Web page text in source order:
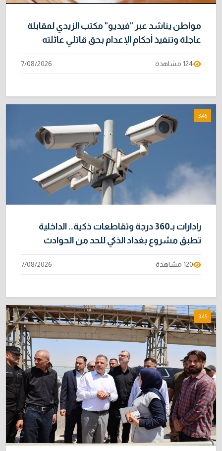
مواطن يناشد عبر "فيديو" مكتب الزيدي لمقابلة
عاجلة وتنفيذ أحكام الإعدام بحق قاتلي عائلته
124 مشاهدة 7/08/2026
3:45
رادارات بـ360 درجة وتقاطعات ذكية.. الداخلية
تطبق مشروع بغداد الذكي للحد من الحوادث
120 مشاهدة 7/08/2026
3:45